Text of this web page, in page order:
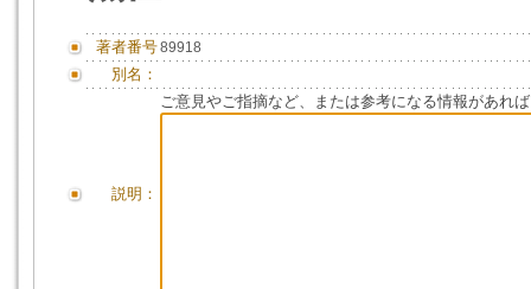
著者番号89918
別名：
説明：
ご意見やご指摘など、または参考になる情報があれ